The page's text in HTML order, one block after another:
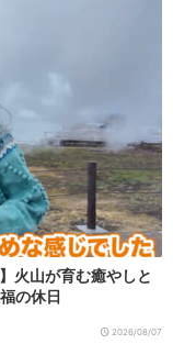
火山が育む癒やしと
の休日
2026/08/07